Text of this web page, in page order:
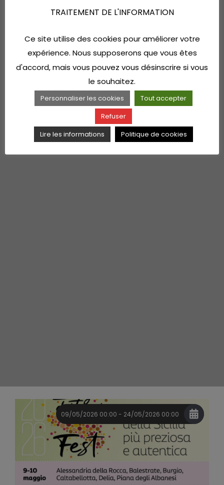
09/05/2026 00:00 - 24/05/2026 00:00
TRAITEMENT DE L'INFORMATION
Ce site utilise des cookies pour améliorer votre
expérience. Nous supposerons que vous êtes
d'accord, mais vous pouvez vous désinscrire si vous
le souhaitez.
Personnaliser les cookies
Tout accepter
Refuser
Lire les informations
Politique de cookies